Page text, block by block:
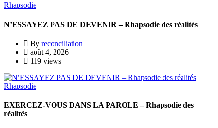
Rhapsodie
N’ESSAYEZ PAS DE DEVENIR – Rhapsodie des réalités
By reconciliation
août 4, 2026
119 views
Rhapsodie
EXERCEZ-VOUS DANS LA PAROLE – Rhapsodie des
réalités